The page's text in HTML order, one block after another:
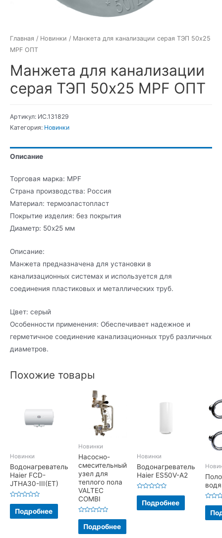
Главная / Новинки / Манжета для канализации серая ТЭП 50х25
MPF ОПТ
Манжета для канализации
серая ТЭП 50х25 MPF ОПТ
Артикул: ИС.131829
Категория: Новинки
Описание
Торговая марка: MPF
Страна производства: Россия
Материал: термоэластопласт
Покрытие изделия: без покрытия
Диаметр: 50х25 мм
Описание:
Манжета предназначена для установки в
канализационных системах и используется для
соединения пластиковых и металлических труб.
Цвет: серый
Особенности применения: Обеспечивает надежное и
герметичное соединение канализационных труб различных
диаметров.
Похожие товары
Новинки
Водонагреватель
Haier FCD-
JTHA30-III(ET)
Оценка
5
Подробнее
Новинки
Насосно-
смесительный
узел для
теплого пола
VALTEC
COMBI
Оценка
5
Подробнее
Новинки
Водонагреватель
Haier ES50V-A2
Оценка
5
Подробнее
5